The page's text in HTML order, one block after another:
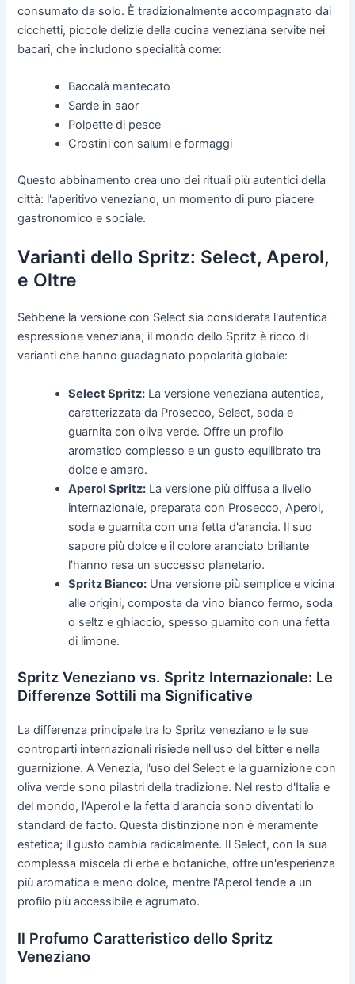
consumato da solo. È tradizionalmente accompagnato dai
cicchetti, piccole delizie della cucina veneziana servite nei
bacari, che includono specialità come:
Baccalà mantecato
Sarde in saor
Polpette di pesce
Crostini con salumi e formaggi
Questo abbinamento crea uno dei rituali più autentici della
città: l'aperitivo veneziano, un momento di puro piacere
gastronomico e sociale.
Varianti dello Spritz: Select, Aperol,
e Oltre
Sebbene la versione con Select sia considerata l'autentica
espressione veneziana, il mondo dello Spritz è ricco di
varianti che hanno guadagnato popolarità globale:
Select Spritz: La versione veneziana autentica,
caratterizzata da Prosecco, Select, soda e
guarnita con oliva verde. Offre un profilo
aromatico complesso e un gusto equilibrato tra
dolce e amaro.
Aperol Spritz: La versione più diffusa a livello
internazionale, preparata con Prosecco, Aperol,
soda e guarnita con una fetta d'arancia. Il suo
sapore più dolce e il colore aranciato brillante
l'hanno resa un successo planetario.
Spritz Bianco: Una versione più semplice e vicina
alle origini, composta da vino bianco fermo, soda
o seltz e ghiaccio, spesso guarnito con una fetta
di limone.
Spritz Veneziano vs. Spritz Internazionale: Le
Differenze Sottili ma Significative
La differenza principale tra lo Spritz veneziano e le sue
controparti internazionali risiede nell'uso del bitter e nella
guarnizione. A Venezia, l'uso del Select e la guarnizione con
oliva verde sono pilastri della tradizione. Nel resto d'Italia e
del mondo, l'Aperol e la fetta d'arancia sono diventati lo
standard de facto. Questa distinzione non è meramente
estetica; il gusto cambia radicalmente. Il Select, con la sua
complessa miscela di erbe e botaniche, offre un'esperienza
più aromatica e meno dolce, mentre l'Aperol tende a un
profilo più accessibile e agrumato.
Il Profumo Caratteristico dello Spritz
Veneziano